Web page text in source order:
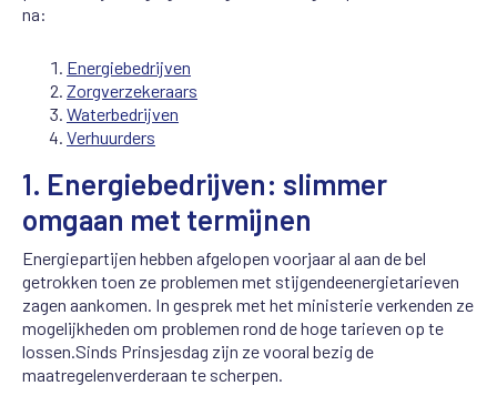
na:
Energiebedrijven
Zorgverzekeraars
Waterbedrijven
Verhuurders
1. Energiebedrijven: slimmer
omgaan met termijnen
Energiepartijen hebben afgelopen voorjaar al aan de bel
getrokken toen ze problemen met stijgendeenergietarieven
zagen aankomen. In gesprek met het ministerieverkenden ze
mogelijkheden om problemen rond de hoge tarieven op te
lossen. Sinds Prinsjesdag zijn zevooral bezig de
maatregelenverderaan te scherpen.